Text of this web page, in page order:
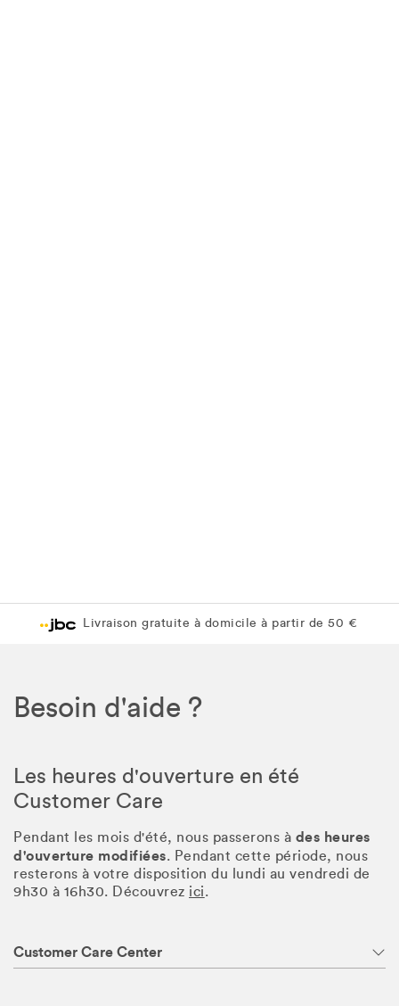
Livraison gratuite en magasin JBC
Livraison gratuite en magasin JBC
Besoin d'aide ?
Les heures d'ouverture en été
Customer Care
Pendant les mois d'été, nous passerons à des heures
d'ouverture modifiées. Pendant cette période, nous
resterons à votre disposition du lundi au vendredi de
9h30 à 16h30. Découvrez ici.
Customer Care Center